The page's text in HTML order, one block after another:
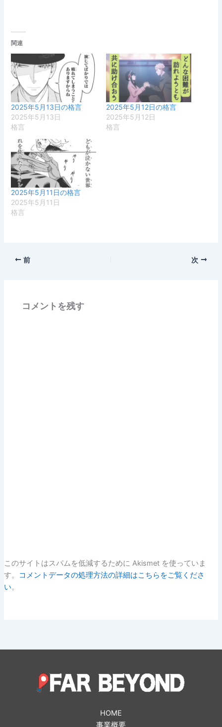
関連
2025年5月13日の格言
2025年5月13日
格言
2025年5月12日の格言
2025年5月12日
格言
2025年5月11日の格言
2025年5月11日
格言
前 次
コメントを残す
このサイトはスパムを低減するために Akismet を使っていま
す。
コメントデータの処理方法の詳細はこちらをご覧くださ
い。
HOME
事業概要